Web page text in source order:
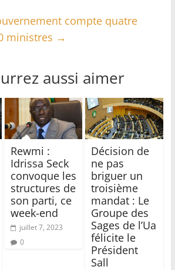
compte quatre
ministres →
aussi aimer
Rewmi :
Idrissa Seck
convoque les
structures de
son parti, ce
week-end
juillet 7, 2023
0
Décision de
ne pas
briguer un
troisième
mandat : Le
Groupe des
Sages de l’Ua
félicite le
Président
Sall